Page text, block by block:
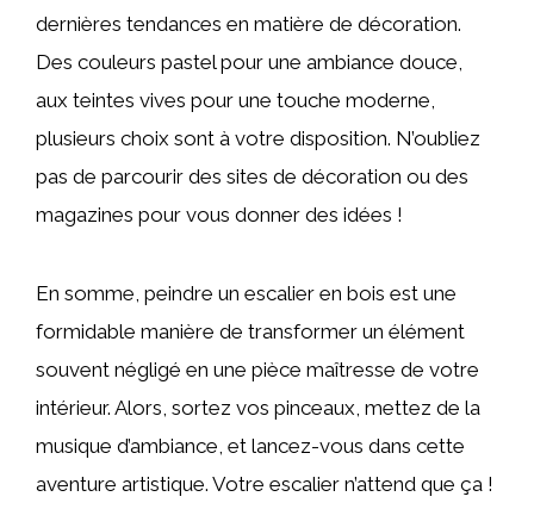
dernières tendances en matière de décoration.
Des couleurs pastel pour une ambiance douce,
aux teintes vives pour une touche moderne,
plusieurs choix sont à votre disposition. N’oubliez
pas de parcourir des sites de décoration ou des
magazines pour vous donner des idées !
En somme, peindre un escalier en bois est une
formidable manière de transformer un élément
souvent négligé en une pièce maîtresse de votre
intérieur. Alors, sortez vos pinceaux, mettez de la
musique d’ambiance, et lancez-vous dans cette
aventure artistique. Votre escalier n’attend que ça !